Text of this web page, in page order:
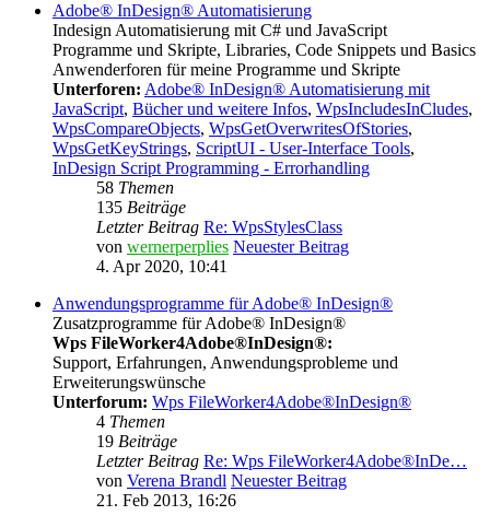
Adobe® InDesign® Automatisierung
Indesign Automatisierung mit C# und JavaScript
Programme und Skripte, Libraries, Code Snippets und Basics
Anwenderforen für meine Programme und Skripte
Unterforen: Adobe® InDesign® Automatisierung mit
JavaScript, Bücher und weitere Infos, WpsIncludesInCludes,
WpsCompareObjects, WpsGetOverwritesOfStories,
WpsGetKeyStrings, ScriptUI - User-Interface Tools,
InDesign Script Programming - Errorhandling
58 Themen
135 Beiträge
Letzter Beitrag Re: WpsStylesClass
von wernerperplies Neuester Beitrag
4. Apr 2020, 10:41
Anwendungsprogramme für Adobe® InDesign®
Zusatzprogramme für Adobe® InDesign®
Wps FileWorker4Adobe®InDesign®:
Support, Erfahrungen, Anwendungsprobleme und
Erweiterungswünsche
Unterforum: Wps FileWorker4Adobe®InDesign®
4 Themen
19 Beiträge
Letzter Beitrag Re: Wps FileWorker4Adobe®InDe…
von Verena Brandl Neuester Beitrag
21. Feb 2013, 16:26